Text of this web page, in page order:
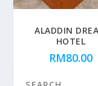
ALADDIN
HOTEL
RM80.00